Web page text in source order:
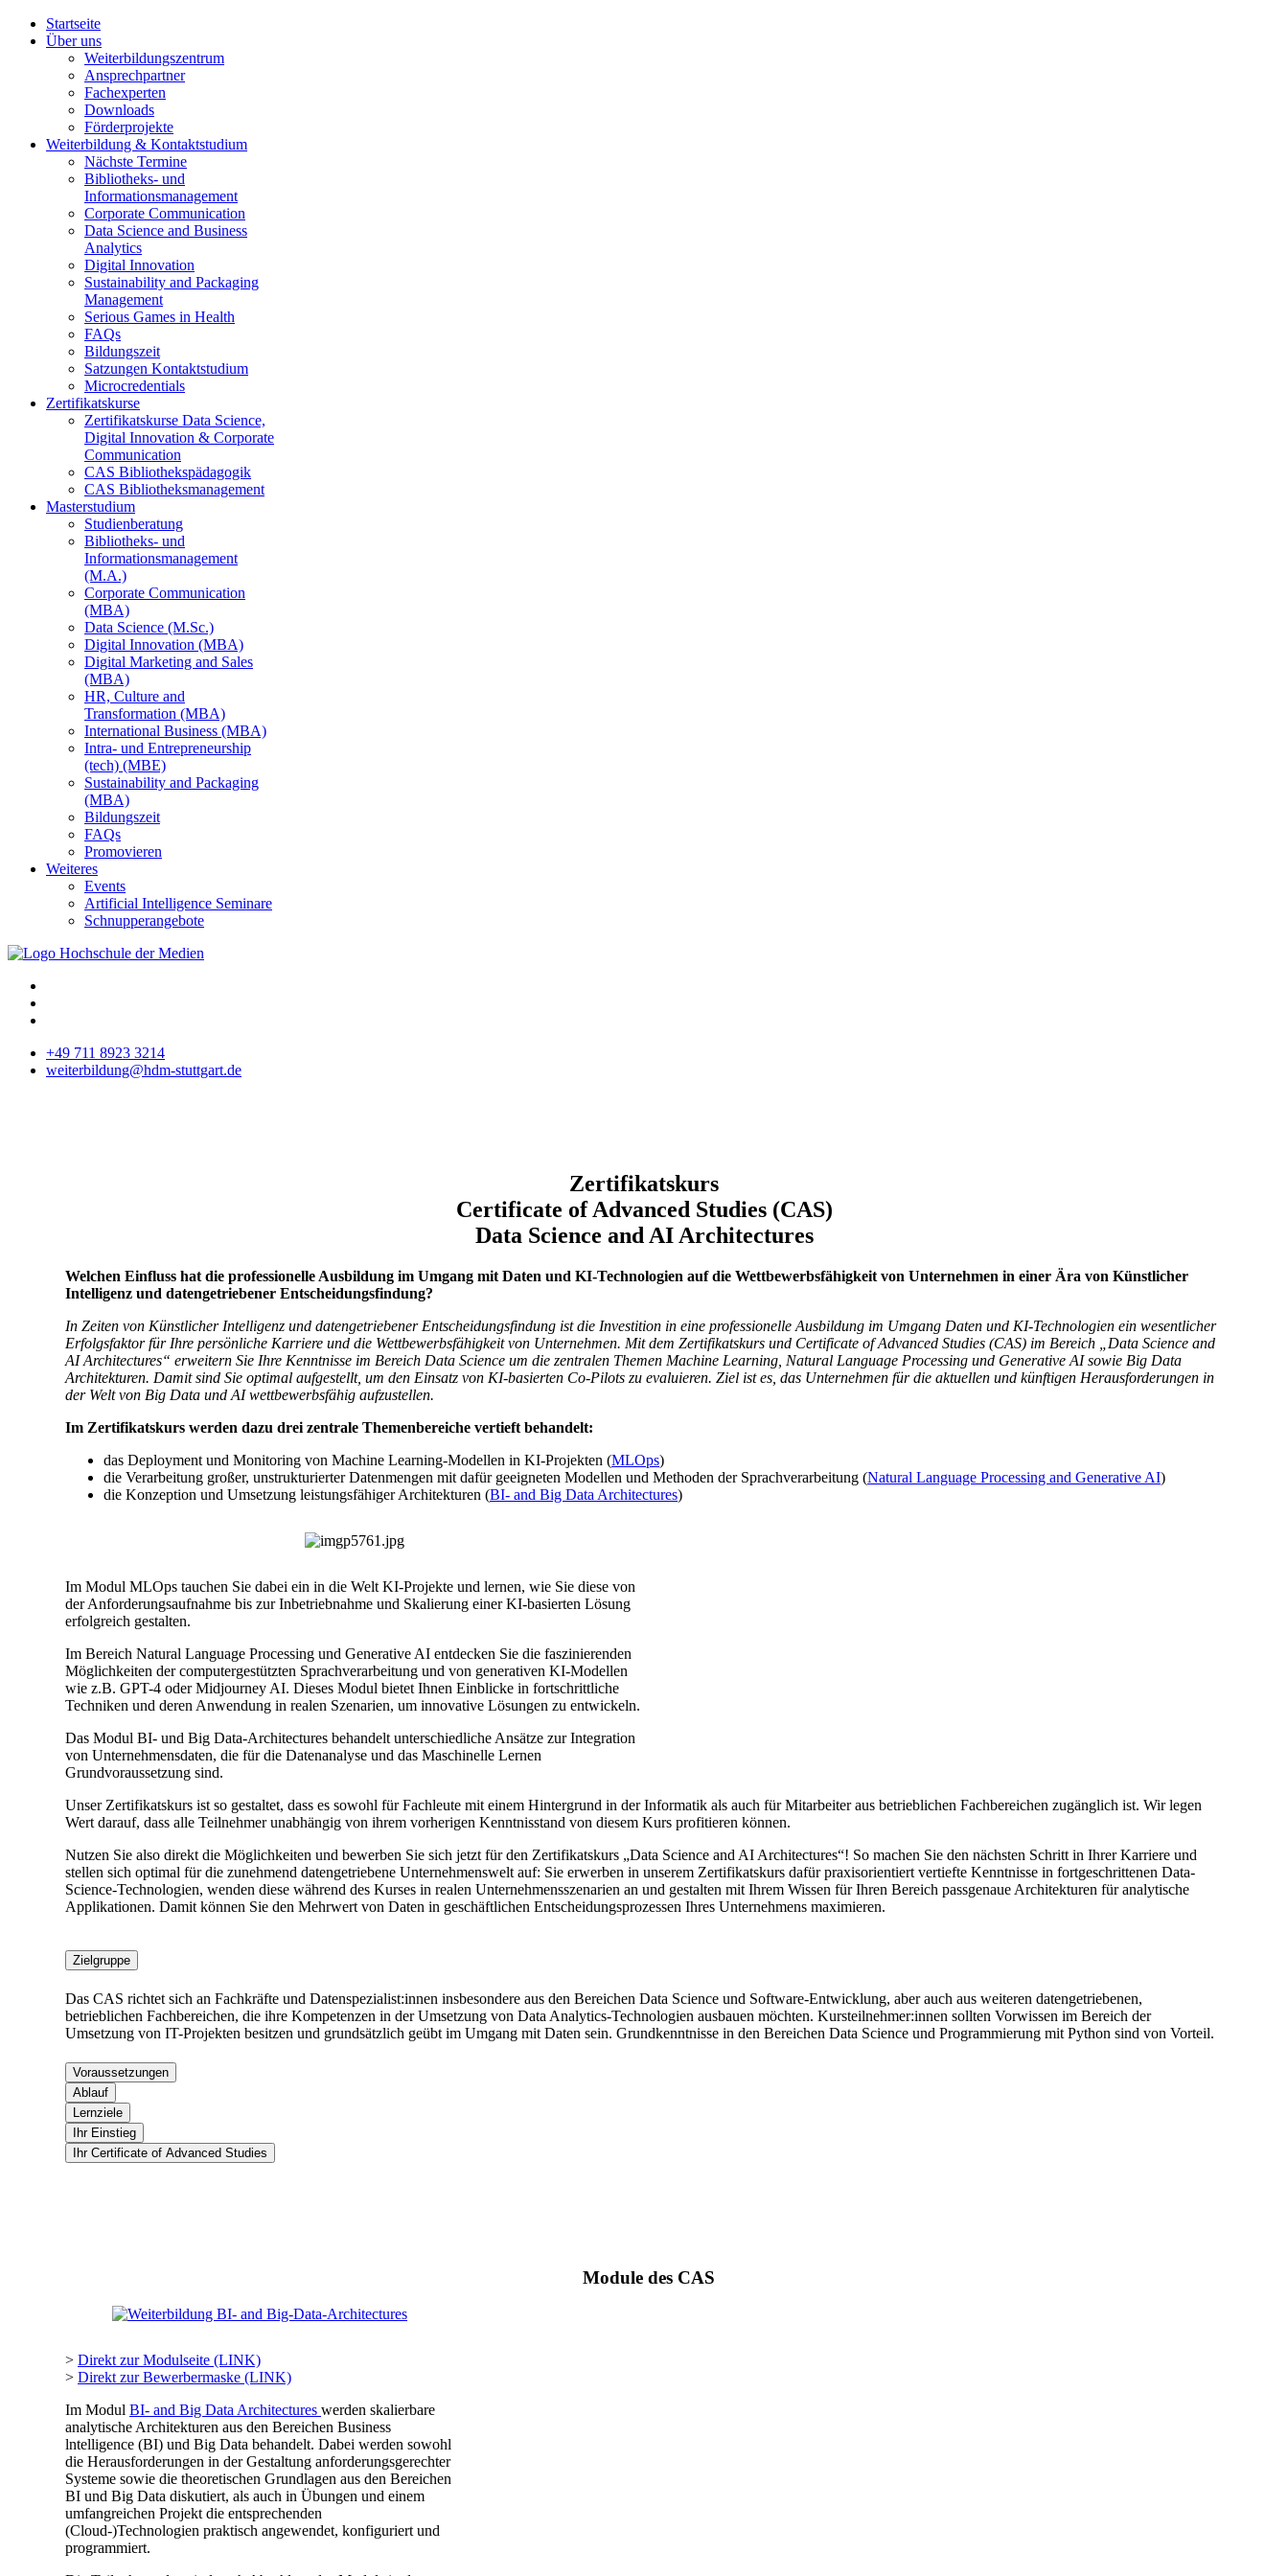
Startseite
Über uns
Weiterbildungszentrum
Ansprechpartner
Fachexperten
Downloads
Förderprojekte
Weiterbildung & Kontaktstudium
Nächste Termine
Bibliotheks- und
Informationsmanagement
Corporate Communication
Data Science and Business
Analytics
Digital Innovation
Sustainability and Packaging
Management
Serious Games in Health
FAQs
Bildungszeit
Satzungen Kontaktstudium
Microcredentials
Zertifikatskurse
Zertifikatskurse Data Science,
Digital Innovation & Corporate
Communication
CAS Bibliothekspädagogik
CAS Bibliotheksmanagement
Masterstudium
Studienberatung
Bibliotheks- und
Informationsmanagement
(M.A.)
Corporate Communication
(MBA)
Data Science (M.Sc.)
Digital Innovation (MBA)
Digital Marketing and Sales
(MBA)
HR, Culture and
Transformation (MBA)
International Business (MBA)
Intra- und Entrepreneurship
(tech) (MBE)
Sustainability and Packaging
(MBA)
Bildungszeit
FAQs
Promovieren
Weiteres
Events
Artificial Intelligence Seminare
Schnupperangebote
+49 711 8923 3214
weiterbildung@hdm-stuttgart.de
Zertifikatskurs
Certificate of Advanced Studies (CAS)
Data Science and AI Architectures
Welchen Einfluss hat die professionelle Ausbildung im Umgang mit Daten und KI-Technologien auf die Wettbewerbsfähigkeit von Unternehmen in einer Ära von Künstlicher
Intelligenz und datengetriebener Entscheidungsfindung?
In Zeiten von Künstlicher Intelligenz und datengetriebener Entscheidungsfindung ist die Investition in eine professionelle Ausbildung im Umgang Daten und KI-Technologien ein wesentlicher
Erfolgsfaktor für Ihre persönliche Karriere und die Wettbewerbsfähigkeit von Unternehmen. Mit dem Zertifikatskurs und Certificate of Advanced Studies (CAS) im Bereich „Data Science and
AI Architectures“ erweitern Sie Ihre Kenntnisse im Bereich Data Science um die zentralen Themen Machine Learning, Natural Language Processing und Generative AI sowie Big Data
Architekturen. Damit sind Sie optimal aufgestellt, um den Einsatz von KI-basierten Co-Pilots zu evaluieren. Ziel ist es, das Unternehmen für die aktuellen und künftigen Herausforderungen in
der Welt von Big Data und AI wettbewerbsfähig aufzustellen.
Im Zertifikatskurs werden dazu drei zentrale Themenbereiche vertieft behandelt:
das Deployment und Monitoring von Machine Learning-Modellen in KI-Projekten (MLOps)
die Verarbeitung großer, unstrukturierter Datenmengen mit dafür geeigneten Modellen und Methoden der Sprachverarbeitung (Natural Language Processing and Generative AI)
die Konzeption und Umsetzung leistungsfähiger Architekturen (BI- and Big Data Architectures)
Im Modul MLOps tauchen Sie dabei ein in die Welt KI-Projekte und lernen, wie Sie diese von
der Anforderungsaufnahme bis zur Inbetriebnahme und Skalierung einer KI-basierten Lösung
erfolgreich gestalten.
Im Bereich Natural Language Processing und Generative AI entdecken Sie die faszinierenden
Möglichkeiten der computergestützten Sprachverarbeitung und von generativen KI-Modellen
wie z.B. GPT-4 oder Midjourney AI. Dieses Modul bietet Ihnen Einblicke in fortschrittliche
Techniken und deren Anwendung in realen Szenarien, um innovative Lösungen zu entwickeln.
Das Modul BI- und Big Data-Architectures behandelt unterschiedliche Ansätze zur Integration
von Unternehmensdaten, die für die Datenanalyse und das Maschinelle Lernen
Grundvoraussetzung sind.
Unser Zertifikatskurs ist so gestaltet, dass es sowohl für Fachleute mit einem Hintergrund in der Informatik als auch für Mitarbeiter aus betrieblichen Fachbereichen zugänglich ist. Wir legen
Wert darauf, dass alle Teilnehmer unabhängig von ihrem vorherigen Kenntnisstand von diesem Kurs profitieren können.
Nutzen Sie also direkt die Möglichkeiten und bewerben Sie sich jetzt für den Zertifikatskurs „Data Science and AI Architectures“! So machen Sie den nächsten Schritt in Ihrer Karriere und
stellen sich optimal für die zunehmend datengetriebene Unternehmenswelt auf: Sie erwerben in unserem Zertifikatskurs dafür praxisorientiert vertiefte Kenntnisse in fortgeschrittenen Data-
Science-Technologien, wenden diese während des Kurses in realen Unternehmensszenarien an und gestalten mit Ihrem Wissen für Ihren Bereich passgenaue Architekturen für analytische
Applikationen. Damit können Sie den Mehrwert von Daten in geschäftlichen Entscheidungsprozessen Ihres Unternehmens maximieren.
Zielgruppe
Das CAS richtet sich an Fachkräfte und Datenspezialist:innen insbesondere aus den Bereichen Data Science und Software-Entwicklung, aber auch aus weiteren datengetriebenen,
betrieblichen Fachbereichen, die ihre Kompetenzen in der Umsetzung von Data Analytics-Technologien ausbauen möchten. Kursteilnehmer:innen sollten Vorwissen im Bereich der
Umsetzung von IT-Projekten besitzen und grundsätzlich geübt im Umgang mit Daten sein. Grundkenntnisse in den Bereichen Data Science und Programmierung mit Python sind von Vorteil.
Voraussetzungen
Ablauf
Lernziele
Ihr Einstieg
Ihr Certificate of Advanced Studies
Module des CAS
> Direkt zur Modulseite (LINK)
> Direkt zur Bewerbermaske (LINK)
Im Modul BI- and Big Data Architectures werden skalierbare
analytische Architekturen aus den Bereichen Business
lntelligence (BI) und Big Data behandelt. Dabei werden sowohl
die Herausforderungen in der Gestaltung anforderungsgerechter
Systeme sowie die theoretischen Grundlagen aus den Bereichen
BI und Big Data diskutiert, als auch in Übungen und einem
umfangreichen Projekt die entsprechenden
(Cloud-)Technologien praktisch angewendet, konfiguriert und
programmiert.